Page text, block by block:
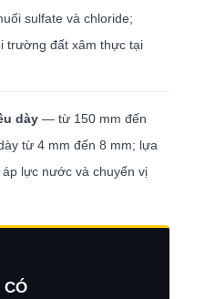
sulfate và chloride;
trường đất xâm thực tại
dày — từ 150 mm đến
từ 4 mm đến 8 mm; lựa
lực nước và chuyển vị
CÓ